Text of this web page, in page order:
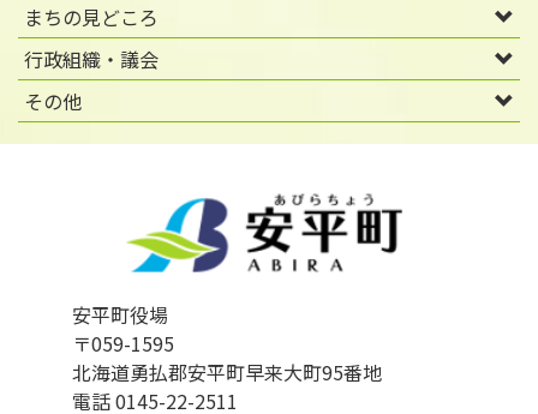
まちの見どころ
行政組織・議会
その他
安平町役場
〒059-1595
北海道勇払郡安平町早来大町95番地
電話 0145-22-2511